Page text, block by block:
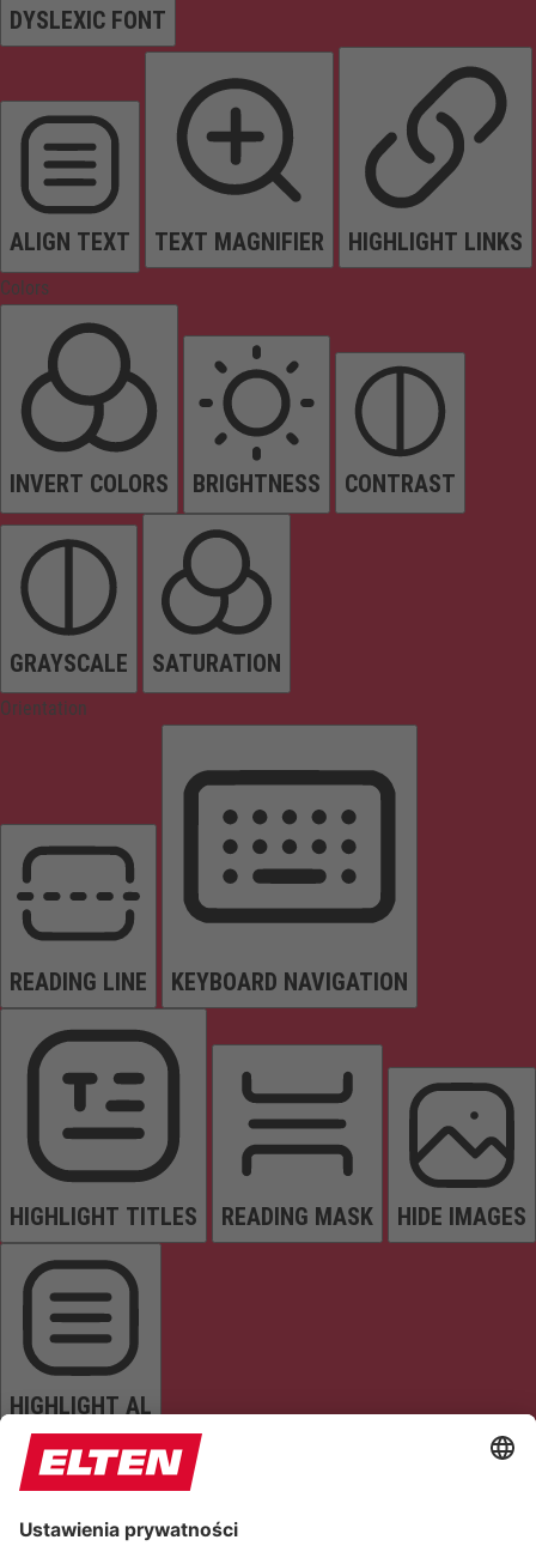
DYSLEXIC FONT
ALIGN TEXT TEXT MAGNIFIER HIGHLIGHT LINKS
Colors
INVERT COLORS BRIGHTNESS CONTRAST
GRAYSCALE SATURATION
Orientation
READING LINE KEYBOARD NAVIGATION
HIGHLIGHT TITLES READING MASK HIDE IMAGES
HIGHLIGHT AL